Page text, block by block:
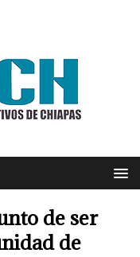
de ser
de